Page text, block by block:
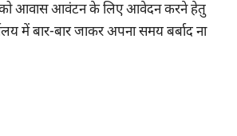
को आवास आवंटन के लिए आवेदन करने हेतु
में बार-बार जाकर अपना समय बर्बाद ना